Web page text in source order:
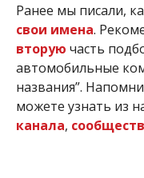
Ранее мы писали,
свои имена.
вторую часть
автомобильные
названия”.
можете узнать из
канала,